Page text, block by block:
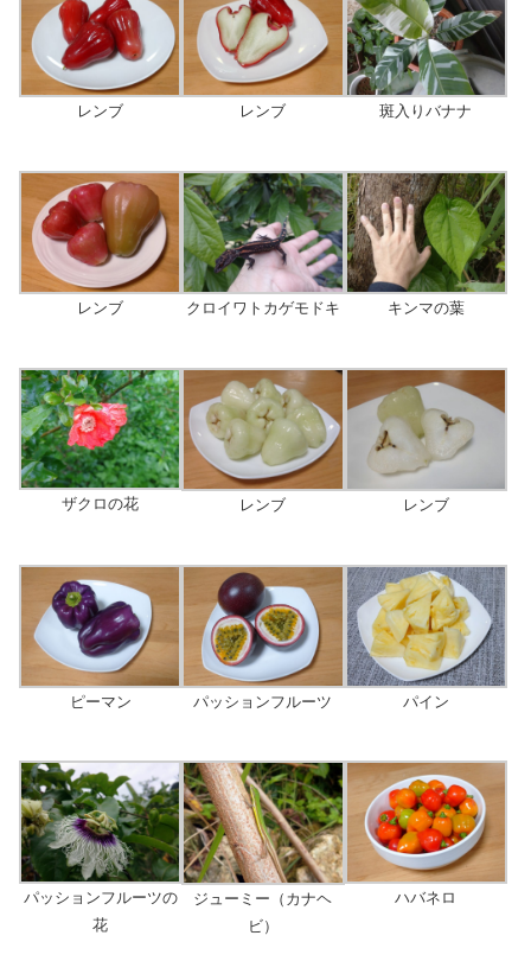
レンブ レンブ 斑入りバナナ
レンブ クロイワトカゲモドキ キンマの葉
ザクロの花 レンブ レンブ
ピーマン パッションフルーツ パイン
パッションフルーツの
花
ジューミー（カナヘ
ビ）
ハバネロ